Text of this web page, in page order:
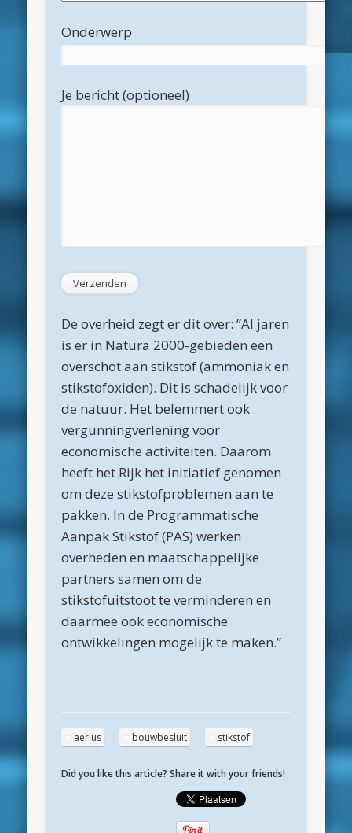
maart 2024
februari 2024
november 2022
december 2020
november 2020
oktober 2020
augustus 2020
juli 2020
mei 2020
april 2020
februari 2020
januari 2020
september 2019
augustus 2019
mei 2019
Onderwerp
Je bericht (optioneel)
De overheid zegt er dit over: ”Al jaren
is er in Natura 2000-gebieden een
overschot aan stikstof (ammoniak en
stikstofoxiden). Dit is schadelijk voor
de natuur. Het belemmert ook
vergunningverlening voor
economische activiteiten. Daarom
heeft het Rijk het initiatief genomen
om deze stikstofproblemen aan te
pakken. In de Programmatische
Aanpak Stikstof (PAS) werken
overheden en maatschappelijke
partners samen om de
stikstofuitstoot te verminderen en
daarmee ook economische
ontwikkelingen mogelijk te maken.”
aerius bouwbesluit stikstof
Did you like this article? Share it with your friends!